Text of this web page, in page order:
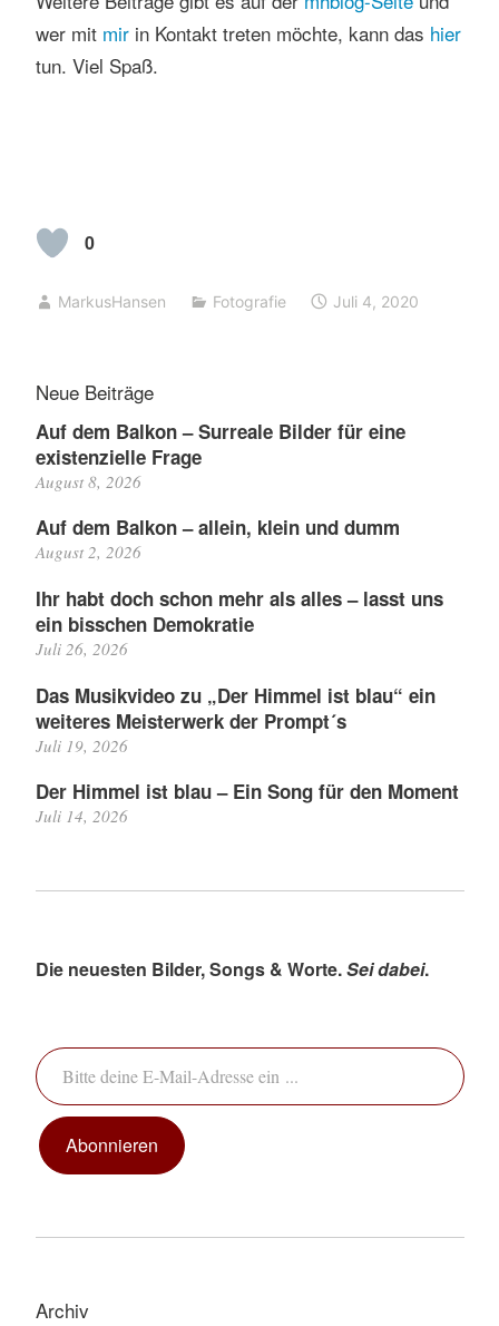
wer mit mirin Kontakt treten möchte, kann das hier
tun. Viel Spaß.
0
MarkusHansen Fotografie Juli 4, 2020
Neue Beiträge
Auf dem Balkon – Surreale Bilder für eine
existenzielle Frage
August 8, 2026
Auf dem Balkon – allein, klein und dumm
August 2, 2026
Ihr habt doch schon mehr als alles – lasst uns
ein bisschen Demokratie
Juli 26, 2026
Das Musikvideo zu „Der Himmel ist blau“ ein
weiteres Meisterwerk der Prompt´s
Juli 19, 2026
Der Himmel ist blau – Ein Song für den Moment
Juli 14, 2026
Die neuesten Bilder, Songs & Worte.Sei dabei.
Bitte deine E-Mail-Adresse ein ...
Abonnieren
Archiv